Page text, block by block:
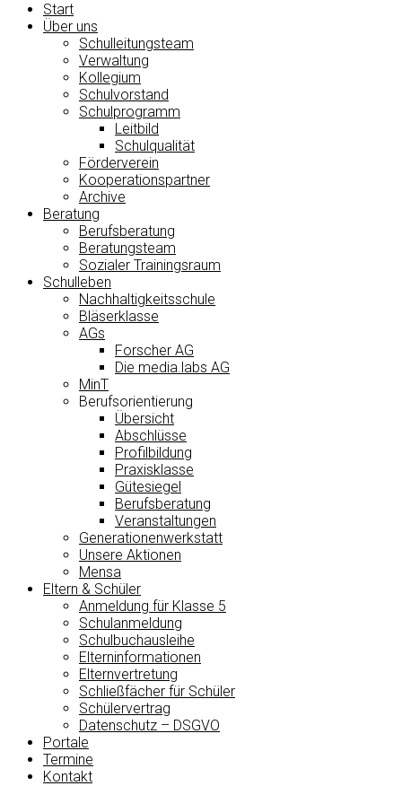
Start
Über uns
Schulleitungsteam
Verwaltung
Kollegium
Schulvorstand
Schulprogramm
Leitbild
Schulqualität
Förderverein
Kooperationspartner
Archive
Beratung
Berufsberatung
Beratungsteam
Sozialer Trainingsraum
Schulleben
Nachhaltigkeitsschule
Bläserklasse
AGs
Forscher AG
Die media.labs AG
MinT
Berufsorientierung
Übersicht
Abschlüsse
Profilbildung
Praxisklasse
Gütesiegel
Berufsberatung
Veranstaltungen
Generationenwerkstatt
Unsere Aktionen
Mensa
Eltern & Schüler
Anmeldung für Klasse 5
Schulanmeldung
Schulbuchausleihe
Elterninformationen
Elternvertretung
Schließfächer für Schüler
Schülervertrag
Datenschutz – DSGVO
Portale
Termine
Kontakt